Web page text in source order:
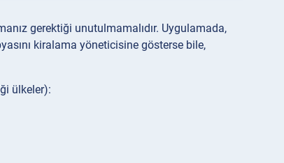
gerektiği unutulmamalıdır. Uygulamada,
kiralama yöneticisine gösterse bile,
ülkeler):